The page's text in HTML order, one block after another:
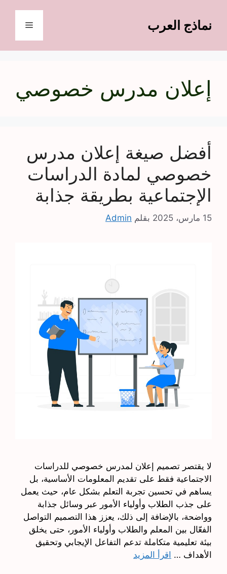
المحتوىنماذج العرب القائمة
إعلان مدرس خصوصي
أفضل صيغة إعلان مدرس
خصوصي لمادة الدراسات
الإجتماعية بطريقة جذابة
15 مارس، 2025 بقلم Admin
لا يقتصر تصميم إعلان لمدرس خصوصي للدراسات
الاجتماعية فقط على تقديم المعلومات الأساسية، بل
يساهم في تحسين تجربة التعلم بشكل عام، حيث يعمل
على جذب الطلاب وأولياء الأمور عبر وسائل جذابة
وواضحة، بالإضافة إلى ذلك، يعزز هذا التصميم التواصل
الفعّال بين المعلم والطلاب وأولياء الأمور، حتى يخلق
بيئة تعليمية متكاملة تدعم التفاعل الإيجابي وتحقيق
الأهداف … اقرأ المزيد